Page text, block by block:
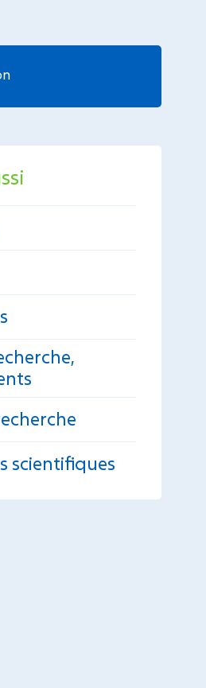
scientifiques